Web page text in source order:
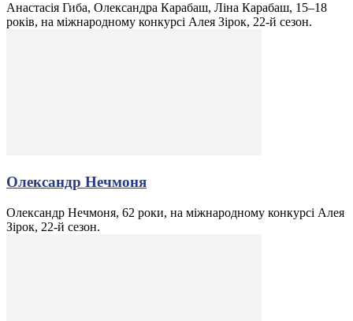
Анастасія Гиба, Олександра Карабаш, Ліна Карабаш, 15–18
років, на міжнародному конкурсі Алея Зірок, 22-й сезон.
Олександр Нечмоня
Олександр Нечмоня, 62 роки, на міжнародному конкурсі Алея
Зірок, 22-й сезон.